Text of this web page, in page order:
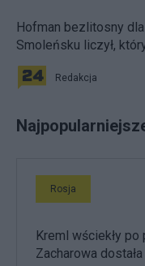
Hofman bezlitosny
Smoleńsku liczył,
Redakcja
Rosja
Kreml wściekły
Zacharowa dostała